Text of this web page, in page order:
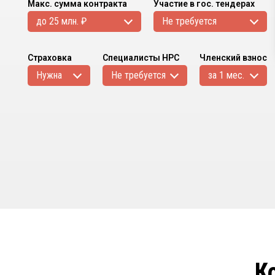
Макс. сумма контракта
до 25 млн. ₽
Участие в гос. тендерах
Не требуется
Страховка
Нужна
Специалисты НРС
Не требуется
Членский взнос
за 1 мес.